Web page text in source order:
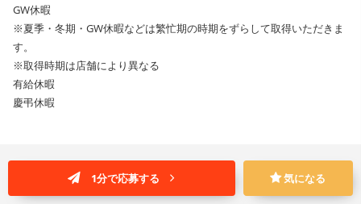
GW休暇
※夏季・冬期・GW休暇などは繁忙期の時期をずらして取得いただきま
す。
※取得時期は店舗により異なる
有給休暇
慶弔休暇
1分で応募する 気になる